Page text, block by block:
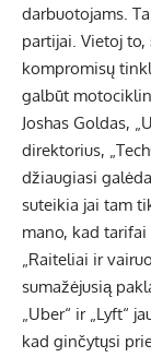
darbuotojams.
partijai. Vietoj
kompromisų
galbūt
Joshas Goldas,
direktorius,
džiaugiasi
suteikia jai tam
mano, kad
„Raiteliai ir
sumažėjusią
„Uber“ ir „Lyft“
kad ginčytųsi